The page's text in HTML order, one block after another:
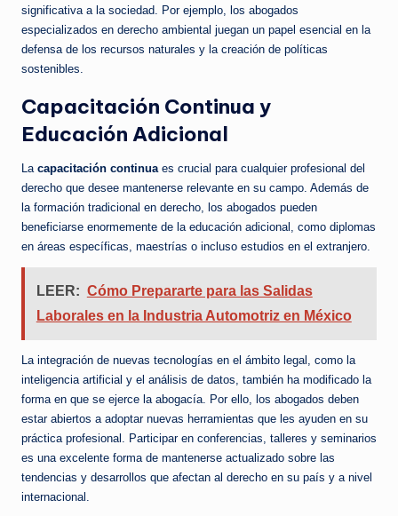
significativa a la sociedad. Por ejemplo, los abogados
especializados en derecho ambiental juegan un papel esencial en la
defensa de los recursos naturales y la creación de políticas
sostenibles.
Capacitación Continua y
Educación Adicional
La capacitación continuaes crucial para cualquier profesional del
derecho que desee mantenerse relevante en su campo. Además de
la formación tradicional en derecho, los abogados pueden
beneficiarse enormemente de la educación adicional, como diplomas
en áreas específicas, maestrías o incluso estudios en el extranjero.
LEER: Cómo Prepararte para las Salidas
Laborales en la Industria Automotriz en México
La integración de nuevas tecnologías en el ámbito legal, como la
inteligencia artificial y el análisis de datos, también ha modificado la
forma en que se ejerce la abogacía. Por ello, los abogados deben
estar abiertos a adoptar nuevas herramientas que les ayuden en su
práctica profesional. Participar en conferencias, talleres y seminarios
es una excelente forma de mantenerse actualizado sobre las
tendencias y desarrollos que afectan al derecho en su país y a nivel
internacional.